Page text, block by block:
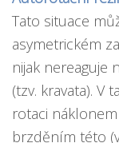
Tato situace
asymetrickém
nijak nereaguje
(tzv. kravata). V
rotaci
brzděním této